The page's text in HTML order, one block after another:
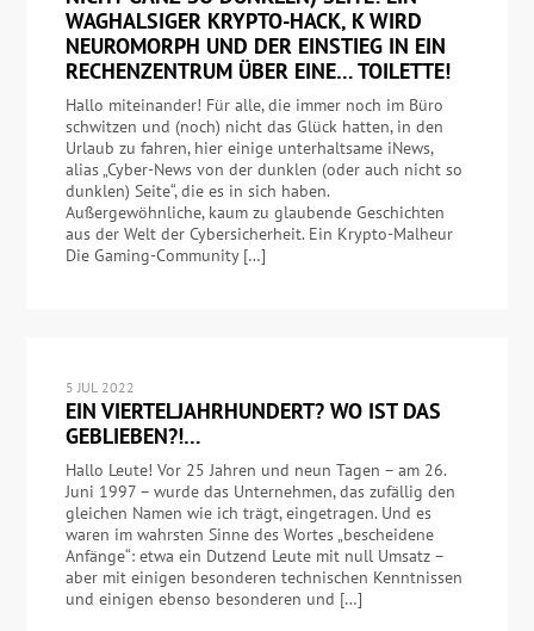
WAGHALSIGER KRYPTO-HACK, K WIRD
NEUROMORPH UND DER EINSTIEG IN EIN
RECHENZENTRUM ÜBER EINE… TOILETTE!
Hallo miteinander! Für alle, die immer noch im Büro
schwitzen und (noch) nicht das Glück hatten, in den
Urlaub zu fahren, hier einige unterhaltsame iNews,
alias „Cyber-News von der dunklen (oder auch nicht so
dunklen) Seite“, die es in sich haben.
Außergewöhnliche, kaum zu glaubende Geschichten
aus der Welt der Cybersicherheit. Ein Krypto-Malheur
Die Gaming-Community […]
5 JUL 2022
EIN VIERTELJAHRHUNDERT? WO IST DAS
GEBLIEBEN?!…
Hallo Leute! Vor 25 Jahren und neun Tagen – am 26.
Juni 1997 – wurde das Unternehmen, das zufällig den
gleichen Namen wie ich trägt, eingetragen. Und es
waren im wahrsten Sinne des Wortes „bescheidene
Anfänge“: etwa ein Dutzend Leute mit null Umsatz –
aber mit einigen besonderen technischen Kenntnissen
und einigen ebenso besonderen und […]